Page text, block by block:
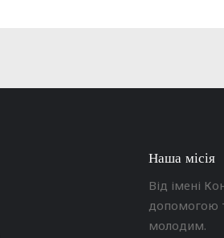
Наша місія
Від імені
допомогою
молодим.